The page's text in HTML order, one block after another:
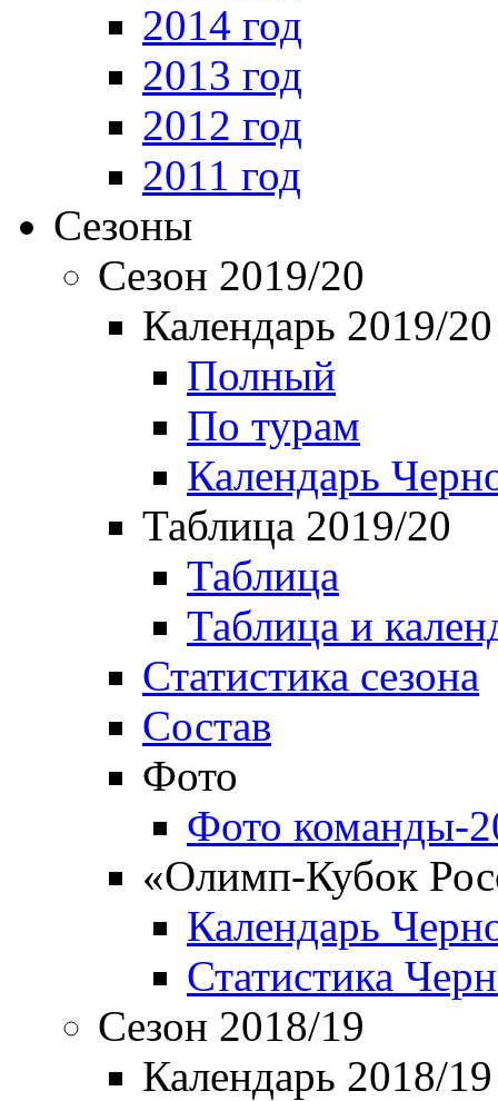
2014 год
2013 год
2012 год
2011 год
Сезоны
Сезон 2019/20
Календарь 2019/20
Полный
По турам
Календарь
Таблица 2019/20
Таблица
Таблица и
Статистика сезона
Состав
Фото
Фото команды-
«Олимп-Кубок
Календарь
Статистика
Сезон 2018/19
Календарь 2018/19